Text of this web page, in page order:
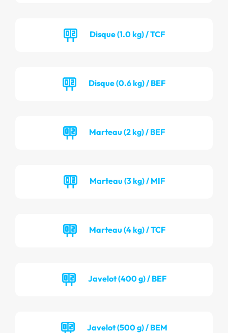
Disque (1.0 kg) / TCF
Disque (0.6 kg) / BEF
Marteau (2 kg) / BEF
Marteau (3 kg) / MIF
Marteau (4 kg) / TCF
Javelot (400 g) / BEF
Javelot (500 g) / BEM